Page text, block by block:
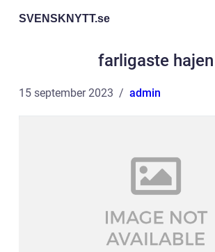
SVENSKNYTT.se
farligaste hajen
15 september 2023 admin